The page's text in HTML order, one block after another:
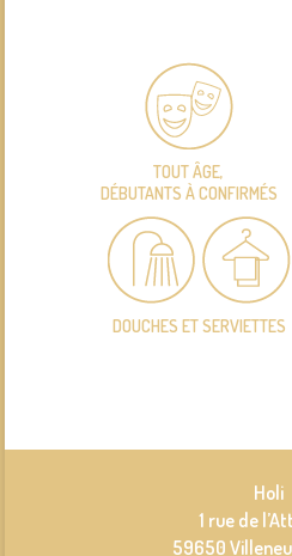
TOUT ÂGE,
DÉBUTANTS À CONFIRMÉS
DOUCHES ET SERVIETTES
Holi
1 rue de
59650